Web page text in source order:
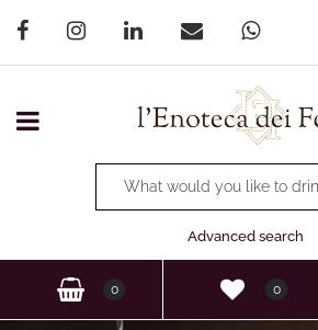
Open menu
Changing a filter automatically
Advanced search
0 0